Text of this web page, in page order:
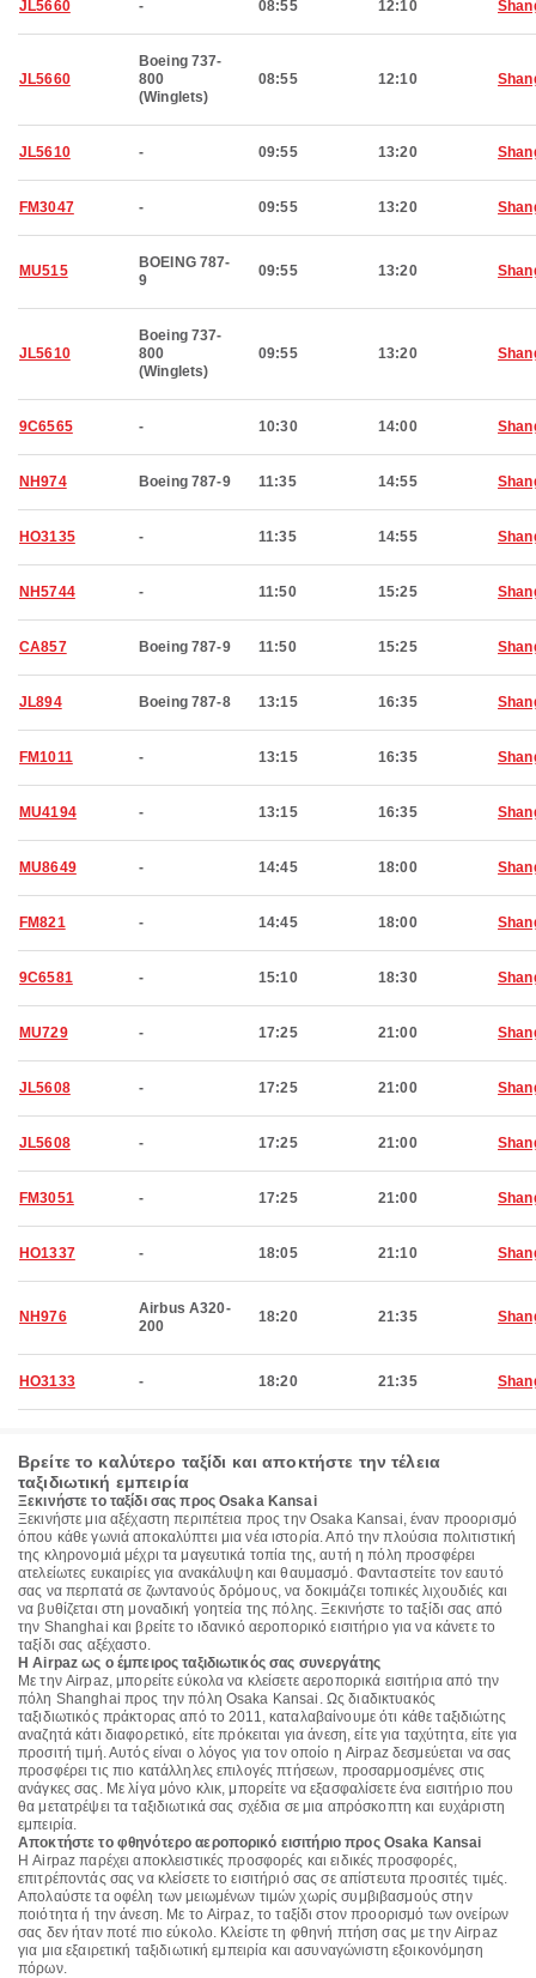
JL5660 - 08:55 12:10
JL5660
Boeing 737-
800
(Winglets)
08:55 12:10
JL5610 - 09:55 13:20
FM3047 - 09:55 13:20
MU515
BOEING 787-
9
09:55 13:20
JL5610
Boeing 737-
800
(Winglets)
09:55 13:20
9C6565 - 10:30 14:00
NH974 Boeing 787-9 11:35 14:55
HO3135 - 11:35 14:55
NH5744 - 11:50 15:25
CA857 Boeing 787-9 11:50 15:25
JL894 Boeing 787-8 13:15 16:35
FM1011 - 13:15 16:35
MU4194 - 13:15 16:35
MU8649 - 14:45 18:00
FM821 - 14:45 18:00
9C6581 - 15:10 18:30
MU729 - 17:25 21:00
JL5608 - 17:25 21:00
JL5608 - 17:25 21:00
FM3051 - 17:25 21:00
HO1337 - 18:05 21:10
NH976
Airbus A320-
200
18:20 21:35
HO3133 - 18:20 21:35
Βρείτε το καλύτερο ταξίδι και αποκτήστε την τέλεια
ταξιδιωτική εμπειρία
Ξεκινήστε το ταξίδι σας προς Osaka Kansai
Ξεκινήστε μια αξέχαστη περιπέτεια προς την Osaka Kansai, έναν προορισμό
όπου κάθε γωνιά αποκαλύπτει μια νέα ιστορία. Από την πλούσια πολιτιστική
της κληρονομιά μέχρι τα μαγευτικά τοπία της, αυτή η πόλη προσφέρει
ατελείωτες ευκαιρίες για ανακάλυψη και θαυμασμό. Φανταστείτε τον εαυτό
σας να περπατά σε ζωντανούς δρόμους, να δοκιμάζει τοπικές λιχουδιές και
να βυθίζεται στη μοναδική γοητεία της πόλης. Ξεκινήστε το ταξίδι σας από
την Shanghai και βρείτε το ιδανικό αεροπορικό εισιτήριο για να κάνετε το
ταξίδι σας αξέχαστο.
Η Airpaz ως ο έμπειρος ταξιδιωτικός σας συνεργάτης
Με την Airpaz, μπορείτε εύκολα να κλείσετε αεροπορικά εισιτήρια από την
πόλη Shanghai προς την πόλη Osaka Kansai. Ως διαδικτυακός
ταξιδιωτικός πράκτορας από το 2011, καταλαβαίνουμε ότι κάθε ταξιδιώτης
αναζητά κάτι διαφορετικό, είτε πρόκειται για άνεση, είτε για ταχύτητα, είτε για
προσιτή τιμή. Αυτός είναι ο λόγος για τον οποίο η Airpaz δεσμεύεται να σας
προσφέρει τις πιο κατάλληλες επιλογές πτήσεων, προσαρμοσμένες στις
ανάγκες σας. Με λίγα μόνο κλικ, μπορείτε να εξασφαλίσετε ένα εισιτήριο που
θα μετατρέψει τα ταξιδιωτικά σας σχέδια σε μια απρόσκοπτη και ευχάριστη
εμπειρία.
Αποκτήστε το φθηνότερο αεροπορικό εισιτήριο προς Osaka Kansai
Η Airpaz παρέχει αποκλειστικές προσφορές και ειδικές προσφορές,
επιτρέποντάς σας να κλείσετε το εισιτήριό σας σε απίστευτα προσιτές τιμές.
Απολαύστε τα οφέλη των μειωμένων τιμών χωρίς συμβιβασμούς στην
ποιότητα ή την άνεση. Με το Airpaz, το ταξίδι στον προορισμό των ονείρων
σας δεν ήταν ποτέ πιο εύκολο. Κλείστε τη φθηνή πτήση σας με την Airpaz
για μια εξαιρετική ταξιδιωτική εμπειρία και ασυναγώνιστη εξοικονόμηση
πόρων.